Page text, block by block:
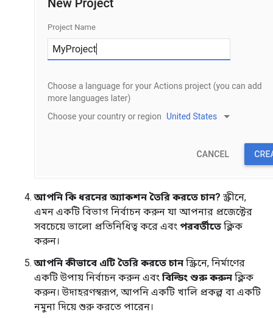
আপনি কি ধরনের অ্যাকশন তৈরি করতে চান? স্ক্রীনে,
এমন একটি বিভাগ নির্বাচন করুন যা আপনার প্রজেক্টের
সবচেয়ে ভালো প্রতিনিধিত্ব করে এবং পরবর্তীতে ক্লিক
করুন।
আপনি কীভাবে এটি তৈরি করতে চান স্ক্রিনে, নির্মাণের
একটি উপায় নির্বাচন করুন এবং বিল্ডিং শুরু করুন ক্লিক
করুন। উদাহরণস্বরূপ, আপনি একটি খালি প্রকল্প বা একটি
নমুনা দিয়ে শুরু করতে পারেন।